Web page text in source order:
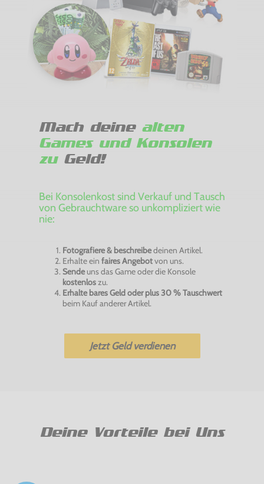
Mach deine alten
Games und Konsolen
zuGeld!
Bei Konsolenkost sind Verkauf und Tausch
von Gebrauchtware so unkompliziert wie
nie:
Fotografiere & beschreibedeinen Artikel.
Erhalte ein faires Angebotvon uns.
Sendeuns das Game oder die Konsole
kostenloszu.
Erhalte bares Geld oder plus 30 % Tauschwert
beim Kauf anderer Artikel.
Jetzt Geld verdienen
Deine Vorteile bei Uns